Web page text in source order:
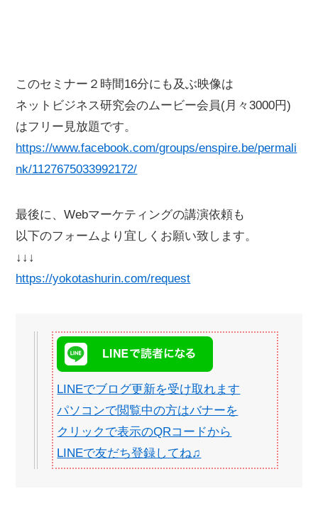
このセミナー２時間16分にも及ぶ映像は
ネットビジネス研究会のムービー会員(月々3000円)
はフリー見放題です。
https://www.facebook.com/groups/enspire.be/permali
nk/1127675033992172/
最後に、Webマーケティングの講演依頼も
以下のフォームより宜しくお願い致します。
↓↓↓
https://yokotashurin.com/request
LINEでブログ更新を受け取れます
パソコンで閲覧中の方はバナーを
クリックで表示のQRコードから
LINEで友だち登録してね♫